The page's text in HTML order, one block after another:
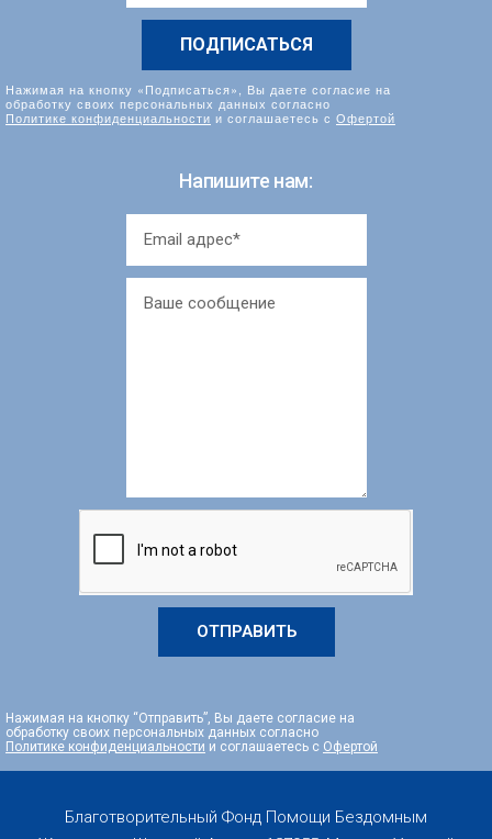
Нажимая на кнопку «Подписаться», Вы даете согласие на
обработку своих персональных данных согласно
Политике конфиденциальности и соглашаетесь с Офертой
Напишите нам:
ОТПРАВИТЬ
Нажимая на кнопку “Отправить”, Вы даете согласие на
обработку своих персональных данных согласно
Политике конфиденциальности и соглашаетесь с Офертой
Благотворительный Фонд Помощи Бездомным